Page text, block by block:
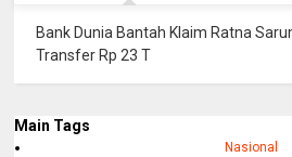
Bank Dunia Bantah Klaim Ratna
Transfer Rp 23 T
Main Tags
Nasional